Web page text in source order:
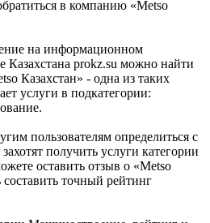
в компанию «Metso
на информационном
Казахстана prokz.su можно найти
Казахстан» - одна из таких
услуги в подкатегории:
пользователям определиться с
получить услуги категории
оставить отзыв о «Metso
точный рейтинг